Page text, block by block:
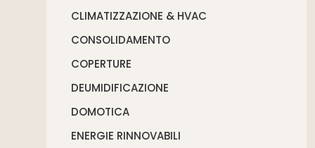
CLIMATIZZAZIONE & HVAC
CONSOLIDAMENTO
COPERTURE
DEUMIDIFICAZIONE
DOMOTICA
ENERGIE RINNOVABILI